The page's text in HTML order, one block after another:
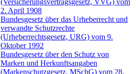
(Versicherungsvertragsgesetz, VVG) vom
2. April 1908
Bundesgesetz über das Urheberrecht und
verwandte Schutzrechte
(Urheberrechtsgesetz, URG) vom 9.
Oktober 1992
Bundesgesetz über den Schutz von
Marken und Herkunftsangaben
(Markenschutzgesetz, MSchG) vom 28.